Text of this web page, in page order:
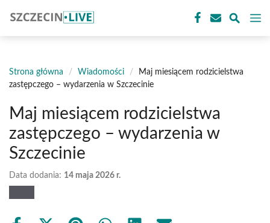
treści
Strona główna / Wiadomości /
Maj miesiącem rodzicielstwa
zastępczego – wydarzenia w Szczecinie
Maj miesiącem rodzicielstwa
zastępczego – wydarzenia w
Szczecinie
Data dodania: 14 maja 2026 r.